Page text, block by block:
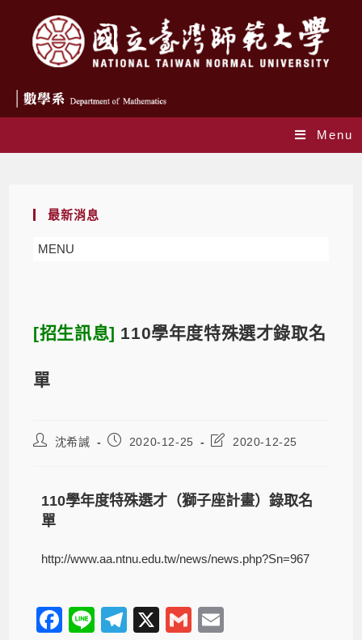
Menu
最新消息
MENU
[招生訊息] 110學年度特殊選才錄取名
單
沈希諴 2020-12-25 2020-12-25
110學年度特殊選才（獅子座計畫）錄取名
單
http://www.aa.ntnu.edu.tw/news/news.php?Sn=967
F
Li
T
X
G